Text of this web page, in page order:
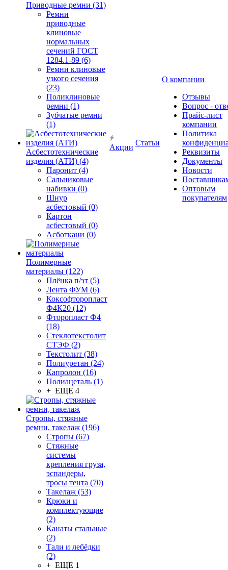
Приводные ремни (31)
Ремни
приводные
клиновые
нормальных
сечений ГОСТ
1284.1-89 (6)
Ремни клиновые
узкого сечения
(23)
Поликлиновые
ремни (1)
Зубчатые ремни
(1)
Асбестотехнические
изделия (АТИ) (4)
Паронит (4)
Сальниковые
набивки (0)
Шнур
асбестовый (0)
Картон
асбестовый (0)
Асботкани (0)
Полимерные
материалы (122)
Плёнка п/эт (5)
Лента ФУМ (6)
Коксофторопласт
Ф4К20 (12)
Фторопласт Ф4
(18)
Стеклотекстолит
СТЭФ (2)
Текстолит (38)
Полиуретан (24)
Капролон (16)
Полиацеталь (1)
+ ЕЩЕ 4
Стропы, стяжные
ремни, такелаж (196)
Стропы (67)
Стяжные
системы
крепления груза,
эспандеры,
тросы тента (70)
Такелаж (53)
Крюки и
комплектующие
(2)
Канаты стальные
(2)
Тали и лебёдки
(2)
+ ЕЩЕ 1
Акции
Статьи
О компании
Отзывы
Вопрос -
Прайс-лист
компании
Политика
Реквизиты
Документы
Новости
Оптовым
покупателям